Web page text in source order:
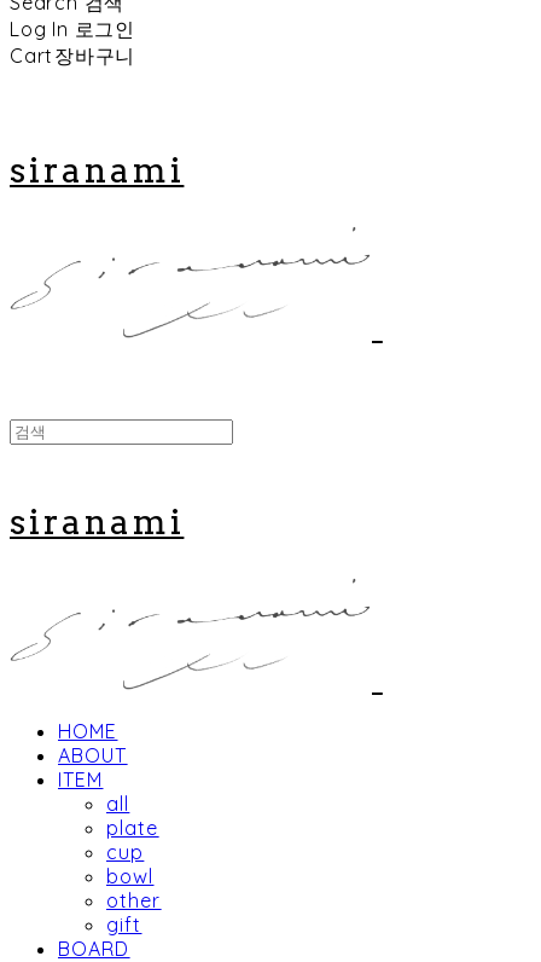
Log In 로그인
Cart 장바구니
siranami
siranami
HOME
ABOUT
ITEM
all
plate
cup
bowl
other
gift
BOARD